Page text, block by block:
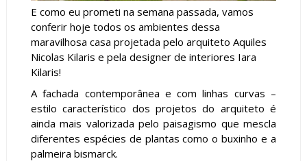
E como eu prometi na semana passada, vamos
conferir hoje todos os ambientes dessa
maravilhosa casa projetada pelo arquiteto Aquiles
Nicolas Kilaris e pela designer de interiores Iara
Kilaris!
A fachada contemporânea e com linhas curvas –
estilo característico dos projetos do arquiteto é
ainda mais valorizada pelo paisagismo que mescla
diferentes espécies de plantas como o buxinho e a
palmeira bismarck.